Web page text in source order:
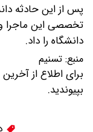
پس از این حادثه
تخصصی این ماجرا
دانشگاه را داد.
منبع: تسنیم
برای اطلاع از
بپیوندید.